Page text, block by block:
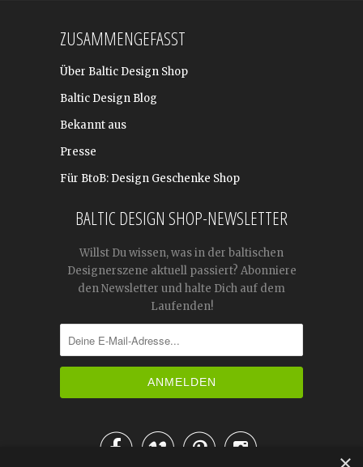
ZUSAMMENGEFASST
Über Baltic Design Shop
Baltic Design Blog
Bekannt aus
Presse
Für BtoB: Design Geschenke Shop
BALTIC DESIGN SHOP-NEWSLETTER
Willst Du wissen, was in der baltischen
Designerszene aktuell passiert? Abonniere
den Newsletter und halte Dich auf dem
Laufenden!
